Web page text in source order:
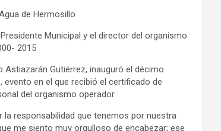
de Hermosillo
Municipal y el director del organismo
2015
Astiazarán Gutiérrez, inauguró el décimo
evento en el que recibió el certificado de
del organismo operador.
responsabilidad que tenemos por nuestra
me siento muy orgulloso de encabezar; ese